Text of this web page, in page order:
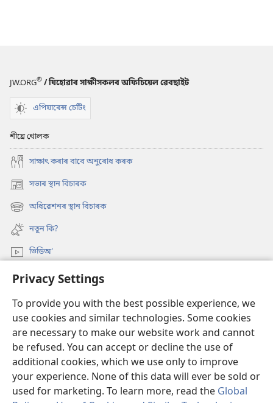
Privacy Settings
To provide you with the best possible experience, we
use cookies and similar technologies. Some cookies
are necessary to make our website work and cannot
be refused. You can accept or decline the use of
additional cookies, which we use only to improve
your experience. None of this data will ever be sold or
used for marketing. To learn more, read the Global
JW.ORG® / যিহোৱাৰ সাক্ষীসকলৰ অফিচিয়েল ৱেবছাইট
এপিয়াৰেন্স চেটিং
শীঘ্ৰে খোলক
সাক্ষাৎ কৰাৰ বাবে অনুৰোধ কৰক
সভাৰ স্থান বিচাৰক
(opens
new
window)
অধিৱেশনৰ স্থান বিচাৰক
(opens
new
window)
নতুন কি?
ভিডিঅ’
অনুসন্ধান
দান-বৰঙণি
(opens
new
window)
ৱাচটাৱাৰ অনলাইন লাইব্ৰেৰী
(opens
new
window)JW Hub ®
(opens
new
window)